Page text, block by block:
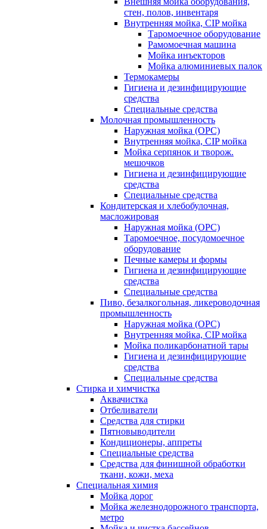
стен, полов, инвентаря
Внутренняя мойка, CIP мойка
Таромоечное оборудование
Рамомоечная машина
Мойка инъекторов
Мойка алюминиевых палок
Термокамеры
Гигиена и дезинфицирующие
средства
Специальные средства
Молочная промышленность
Наружная мойка (ОРС)
Внутренняя мойка, CIP мойка
Мойка серпянок и творож.
мешочков
Гигиена и дезинфицирующие
средства
Специальные средства
Кондитерская и хлебобулочная,
масложировая
Наружная мойка (ОРС)
Таромоечное, посудомоечное
оборудование
Печные камеры и формы
Гигиена и дезинфицирующие
средства
Специальные средства
Пиво, безалкогольная, ликероводочная
промышленность
Наружная мойка (ОРС)
Внутренняя мойка, CIP мойка
Мойка поликарбонатной тары
Гигиена и дезинфицирующие
средства
Специальные средства
Стирка и химчистка
Аквачистка
Отбеливатели
Средства для стирки
Пятновыводители
Кондиционеры, аппреты
Специальные средства
Средства для финишной обработки
ткани, кожи, меха
Специальная химия
Мойка дорог
Мойка железнодорожного транспорта,
метро